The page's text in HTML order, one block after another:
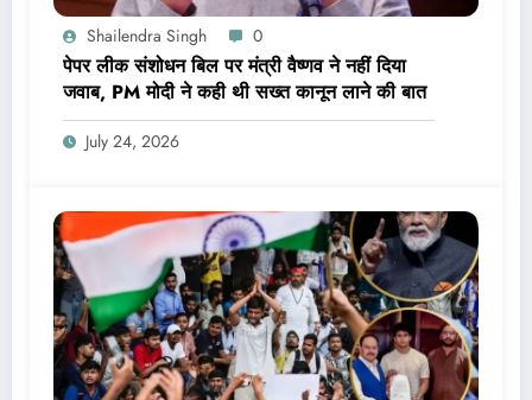
Shailendra Singh 0
पेपर लीक संशोधन बिल पर मंत्री वैष्णव ने नहीं दिया
जवाब, PM मोदी ने कही थी सख्त कानून लाने की बात
July 24, 2026